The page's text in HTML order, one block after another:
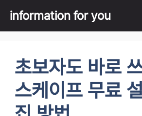
content
information for you
초보자도 바로
스케이프 무료